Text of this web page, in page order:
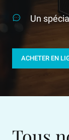
Un
ACHETER EN